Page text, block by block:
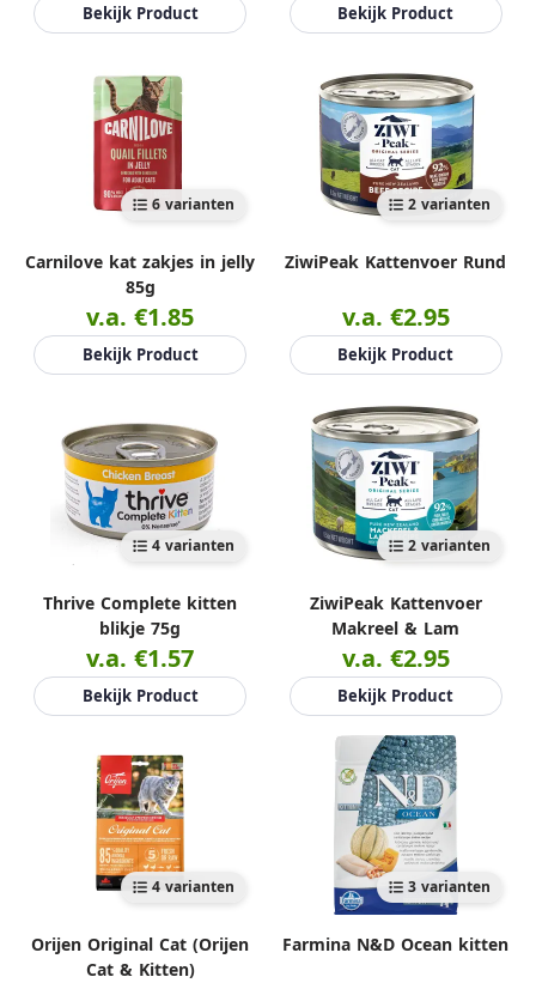
Bekijk Product Bekijk Product
6 varianten
Carnilove kat zakjes in jelly
85g
v.a. €1.85
Bekijk Product
2 varianten
ZiwiPeak Kattenvoer Rund
v.a. €2.95
Bekijk Product
4 varianten
Thrive Complete kitten
blikje 75g
v.a. €1.57
Bekijk Product
2 varianten
ZiwiPeak Kattenvoer
Makreel & Lam
v.a. €2.95
Bekijk Product
4 varianten
Orijen Original Cat (Orijen
Cat & Kitten)
3 varianten
Farmina N&D Ocean kitten